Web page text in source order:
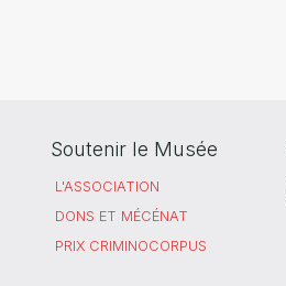
Soutenir le Musée
L'ASSOCIATION
DONS ET MÉCÉNAT
PRIX CRIMINOCORPUS